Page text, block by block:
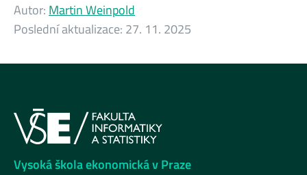
Autor: Martin Weinpold
Poslední aktualizace: 27. 11. 2025
Vysoká škola ekonomická v Praze